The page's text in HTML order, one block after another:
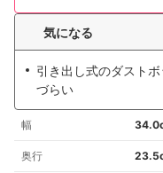
気になる
引き出し式のダスト
づらい
幅
奥行